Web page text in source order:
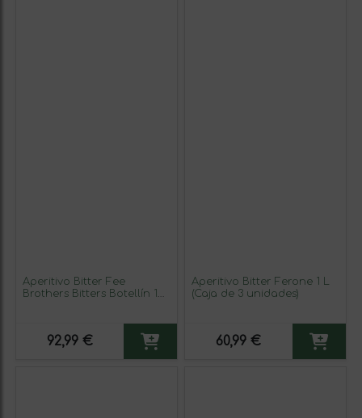
Aperitivo Bitter Fee
Brothers Bitters Botellín 15
92,99 €
Aperitivo Bitter Ferone 1 L
(Caja de 3 unidades)
60,99 €